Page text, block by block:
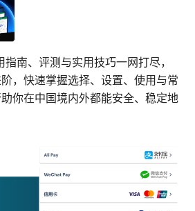
南、评测与实用技巧一网打尽，
，快速掌握选择、设置、使用与常
你在中国境内外都能安全、稳定地